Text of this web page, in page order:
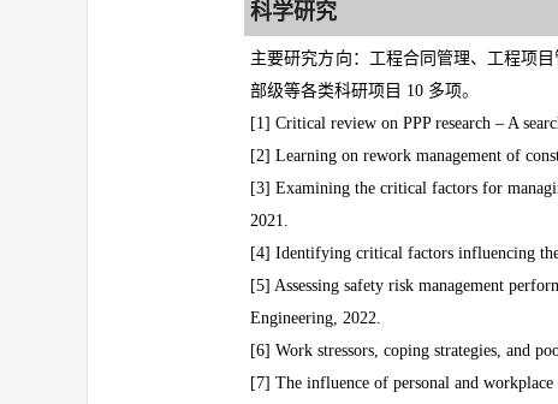
科学研究
主要研究方向：工程合同管理、工程项
部级等各类科研项目 10 多项。
[1] Critical review on PPP research – A
[2] Learning on rework management of
[3] Examining the critical factors for
2021.
[4] Identifying critical factors influencing the
[5] Assessing safety risk management
Engineering, 2022.
[6] Work stressors, coping strategies, and
[7] The influence of personal and